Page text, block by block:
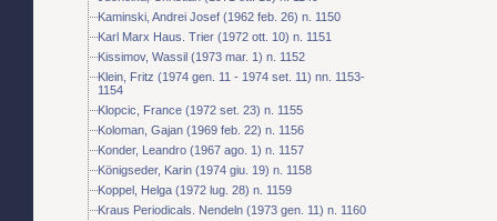
Kaminski, Andrei Josef (1962 feb. 26) n. 1150
Karl Marx Haus. Trier (1972 ott. 10) n. 1151
Kissimov, Wassil (1973 mar. 1) n. 1152
Klein, Fritz (1974 gen. 11 - 1974 set. 11) nn. 1153-
1154
Klopcic, France (1972 set. 23) n. 1155
Koloman, Gajan (1969 feb. 22) n. 1156
Konder, Leandro (1967 ago. 1) n. 1157
Königseder, Karin (1974 giu. 19) n. 1158
Koppel, Helga (1972 lug. 28) n. 1159
Kraus Periodicals. Nendeln (1973 gen. 11) n. 1160